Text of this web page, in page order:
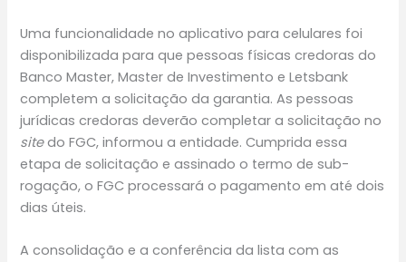
Uma funcionalidade no aplicativo para celulares foi
disponibilizada para que pessoas físicas credoras do
Banco Master, Master de Investimento e Letsbank
completem a solicitação da garantia. As pessoas
jurídicas credoras deverão completar a solicitação no
sitedo FGC, informou a entidade. Cumprida essa
etapa de solicitação e assinado o termo de sub-
rogação, o FGC processará o pagamento em até dois
dias úteis.
A consolidação e a conferência da lista com as